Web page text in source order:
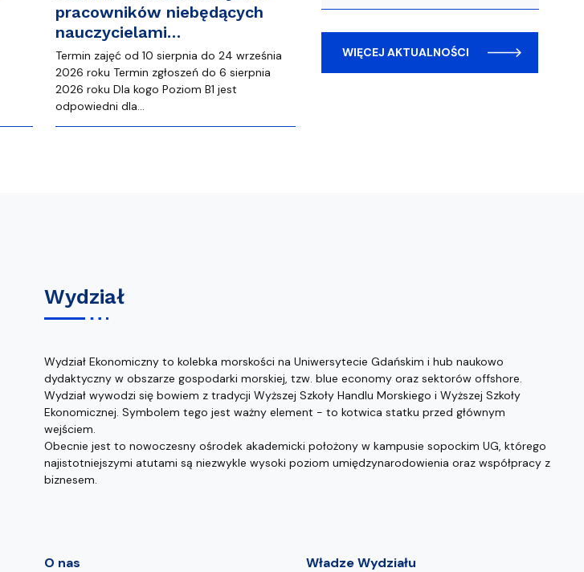
pracowników niebędących
nauczycielami…
Termin zajęć od 10 sierpnia do 24 września
2026 roku Termin zgłoszeń do 6 sierpnia
2026 roku Dla kogo Poziom B1 jest
odpowiedni dla…
WIĘCEJ AKTUALNOŚCI
Wydział
Wydział Ekonomiczny to kolebka morskości na Uniwersytecie Gdańskim i hub naukowo
dydaktyczny w obszarze gospodarki morskiej, tzw. blue economy oraz sektorów offshore.
Wydział wywodzi się bowiem z tradycji Wyższej Szkoły Handlu Morskiego i Wyższej Szkoły
Ekonomicznej. Symbolem tego jest ważny element - to kotwica statku przed głównym
wejściem.
Obecnie jest to nowoczesny ośrodek akademicki położony w kampusie sopockim UG, którego
najistotniejszymi atutami są niezwykle wysoki poziom umiędzynarodowienia oraz współpracy z
biznesem.
O nas
Władze Wydziału